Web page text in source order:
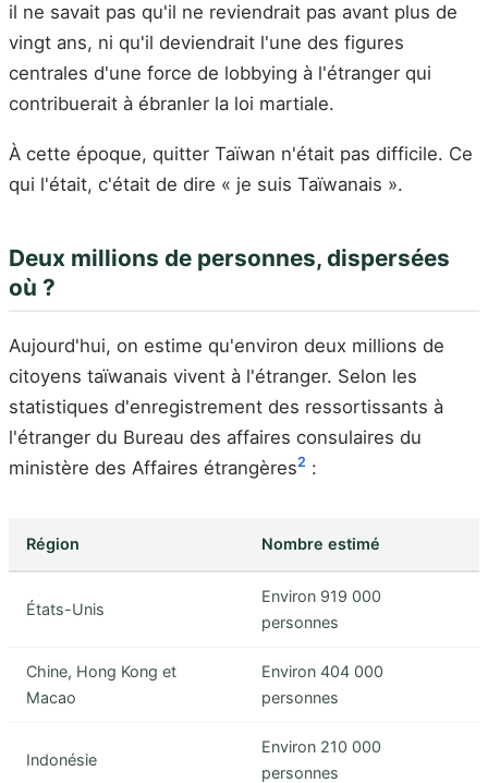
il ne savait pas qu'il ne reviendrait pas avant plus de
vingt ans, ni qu'il deviendrait l'une des figures
centrales d'une force de lobbying à l'étranger qui
contribuerait à ébranler la loi martiale.
À cette époque, quitter Taïwan n'était pas difficile. Ce
qui l'était, c'était de dire « je suis Taïwanais ».
Deux millions de personnes, dispersées
où ?
Aujourd'hui, on estime qu'environ deux millions de
citoyens taïwanais vivent à l'étranger. Selon les
statistiques d'enregistrement des ressortissants à
l'étranger du Bureau des affaires consulaires du
ministère des Affaires étrangères2 :
Région Nombre estimé
États-Unis
Environ 919 000
personnes
Chine, Hong Kong et
Macao
Environ 404 000
personnes
Indonésie
Environ 210 000
personnes